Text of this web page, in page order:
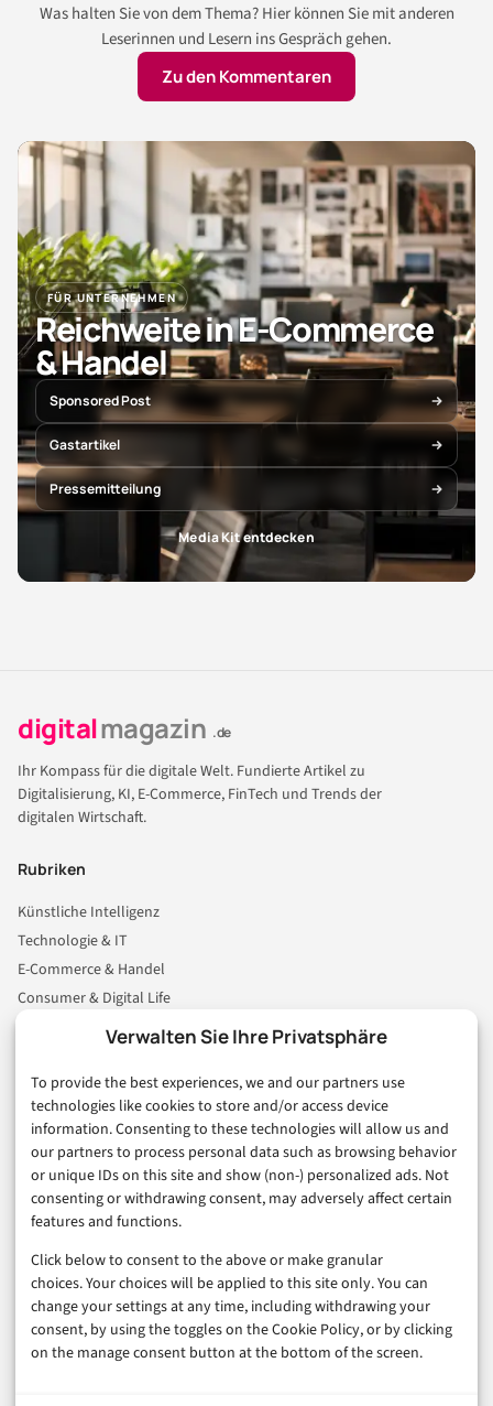
Verwalten Sie Ihre Privatsphäre
To provide the best experiences, we and our partners use
technologies like cookies to store and/or access device
information. Consenting to these technologies will allow us and
our partners to process personal data such as browsing behavior
or unique IDs on this site and show (non-) personalized ads. Not
consenting or withdrawing consent, may adversely affect certain
features and functions.
Click below to consent to the above or make granular
choices. Your choices will be applied to this site only. You can
change your settings at any time, including withdrawing your
consent, by using the toggles on the Cookie Policy, or by clicking
on the manage consent button at the bottom of the screen.
Was halten Sie von dem Thema? Hier können Sie mit anderen
Leserinnen und Lesern ins Gespräch gehen.
Zu den Kommentaren
FÜR UNTERNEHMEN
Reichweite in E-Commerce
& Handel
Sponsored Post
Gastartikel
Pressemitteilung
Media Kit entdecken
digitalmagazin .de
Ihr Kompass für die digitale Welt. Fundierte Artikel zu
Digitalisierung, KI, E-Commerce, FinTech und Trends der
digitalen Wirtschaft.
Rubriken
Künstliche Intelligenz
Technologie & IT
E-Commerce & Handel
Consumer & Digital Life
Business & Karriere
Sicherheit & Recht
Digitalisierung
Marketing
Magazin
Unsere Redaktion
Werbeformate & Media Kit
Rechtliches